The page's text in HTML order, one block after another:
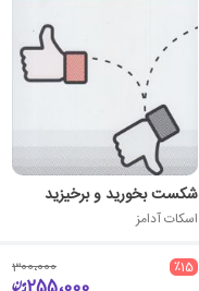
شکست بخورید و برخیزید
اسکات آدامز
٪15 300،000